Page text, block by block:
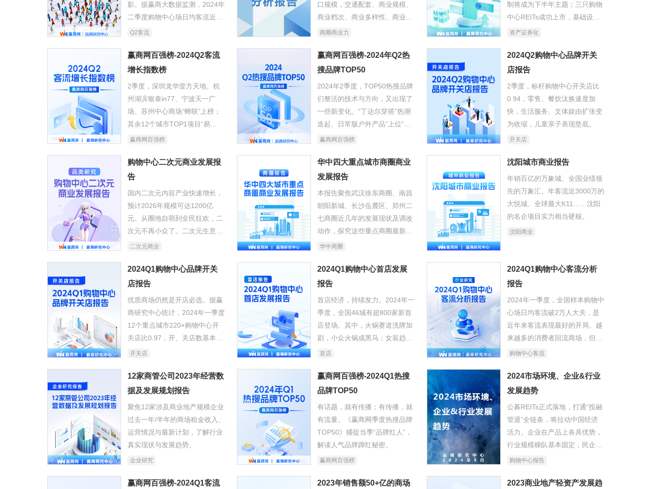
影。据赢商大数据监测，2024年
二季度购物中心场日均客流近
2.4万人，同比增长21.3%，创近
Q2客流
口规模，交通配套、商业规模、
商业档次、商业多样性、商业活
力以及商业潜力等要素，形成的
标体系。
商圈商业力
制将成为下半年主题；三只购物
中心REITs成功上市，基础设施
REITs市场实现平稳扩容增类。
资产证券化
赢商网百强榜-2024Q2客流
增长指数榜
2季度，深圳龙华壹方天地、杭
州湖滨银泰in77、宁波天一广
场、苏州中心商场“蝉联”上榜；
其余12个城市TOP1项目“易
主”，占比75%。“打江山易，守
头项目你追我赶。
赢商网百强榜
赢商网百强榜-2024年Q2热
搜品牌TOP50
2024年2季度，TOP50热搜品牌
们整活的技术与方向，又出现了
一些新变化。“丁达尔穿搭”热潮
迭起、日常版户外产品“上位”、
茶咖圈踏入next level……
赢商网百强榜
2024Q2购物中心品牌开关
店报告
2季度，标杆购物中心开关店比
0.94，零售、餐饮汰换速度加
快，生活服务、文体娱由扩张变
为收缩，儿童亲子表现垫底。
开关店
购物中心二次元商业发展报
告
国内二次元内容产业快速增长，
预计2026年规模可达1200亿
元。从圈地自萌到全民狂欢，二
次元不再小众了。二次元生意当
下大爆发，绝非偶然，而是一场
化、情绪消费内容需求激增化综
合引发的商业质变。
二次元商业
华中四大重点城市商圈商业
发展报告
本报告聚焦武汉徐东商圈、南昌
朝阳新城、长沙岳麓区、郑州二
七商圈近几年的发展现状及调改
动作，探究这些重点商圈最新商
业发展趋势。
华中商圈
沈阳城市商业报告
年销百亿的万象城、全国业绩领
先的万象汇、年客流近3000万的
大悦城、全球最大K11……沈阳
的名企项目实力相当硬核。
沈阳商业
2024Q1购物中心品牌开关
店报告
优质商场仍然是开店必选。据赢
商研究中心统计，2024年一季度
12个重点城市220+购物中心开
关店比0.97，开、关店数基本持
平，整体平稳，持续微调。
开关店
2024Q1购物中心首店发展
报告
首店经济，持续发力。2024年一
季度，全国46城有超800家新首
店登场。其中，火锅赛道洗牌加
剧，小众火锅成黑马；女装趋于
下行，却狂开首店；大众化品牌
首店
2024Q1购物中心客流分析
报告
2024年一季度，全国样本购物中
心场日均客流破2万人大关，是
近年来客流表现最好的开局。越
来越多的消费者回流商场，但经
历了三年疫情，消费偏好发生了
应对？不同类型商圈，客流表现
的异同点何在？又是如何捕捉最
购物中心客流
12家商管公司2023年经营数
据及发展规划报告
聚焦12家涉及商业地产规模企业
过去一年/半年的商场租金收入、
运营情况与最新计划，了解行业
真实现状与发展趋势。
企业研究
赢商网百强榜-2024Q1热搜
品牌TOP50
有话题，就有传播；有传播，就
有流量。《赢商网季度热搜品牌
TOP50》捕捉当季“品牌红人”，
解读人气品牌蹿红秘密。
赢商网百强榜
2024市场环境、企业&行业
发展趋势
公募REITs正式落地，打通“投融
管退”全链条，将拉动中国经济
活力。企业在产品上各具优势，
行业规模梯队基本固定，民企、
央国企业务重点将有所分化。新
性、审慎，“悦己、休闲社交、
购物中心报告
赢商网百强榜-2024Q1客流
2023年销售额50+亿的商场
2023商业地产轻资产发展趋